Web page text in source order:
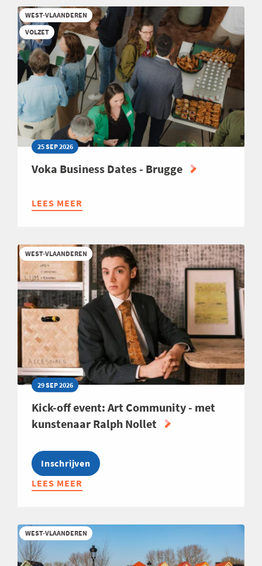
HAPPENING
WEST-VLAANDEREN
VOLZET
25 SEP 2026
Voka Business Dates - Brugge
LEES MEER
ABOUT
DATES
-
BRUGGE
WEST-VLAANDEREN
29 SEP 2026
Kick-off event: Art Community - met
kunstenaar Ralph Nollet
Inschrijven
LEES MEER
ABOUT
EVENT:
ART
COMMUNITY
WEST-VLAANDEREN